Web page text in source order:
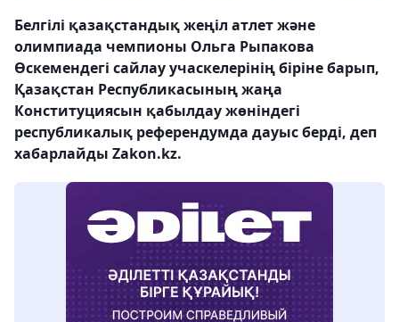
Белгілі қазақстандық жеңіл атлет және
олимпиада чемпионы Ольга Рыпакова
Өскемендегі сайлау учаскелерінің біріне барып,
Қазақстан Республикасының жаңа
Конституциясын қабылдау жөніндегі
республикалық референдумда дауыс берді, деп
хабарлайды Zakon.kz.